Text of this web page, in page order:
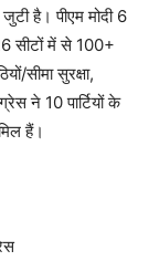
है। पीएम मोदी 6
सीटों में से 100+
सीमा सुरक्षा,
ने 10 पार्टियों के
हैं।